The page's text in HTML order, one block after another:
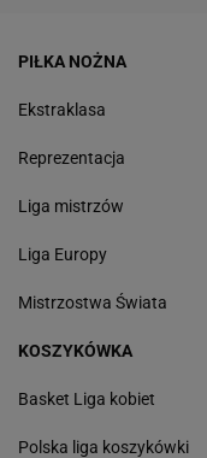
PIŁKA NOŻNA
Ekstraklasa
Reprezentacja
Liga mistrzów
Liga Europy
Mistrzostwa Świata
KOSZYKÓWKA
Basket Liga kobiet
Polska liga koszykówki